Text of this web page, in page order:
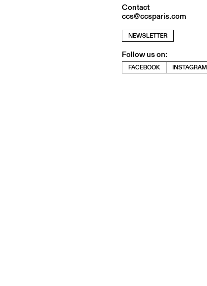
Contact
ccs@ccsparis.com
NEWSLETTER
Follow us on:
FACEBOOK INSTAGRAM